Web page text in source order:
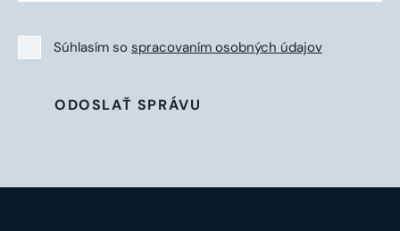
Súhlasím so spracovaním osobných údajov
ODOSLAŤ SPRÁVU